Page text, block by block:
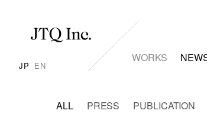
JP EN
WORKS
ALL PRESS PUBLICATION